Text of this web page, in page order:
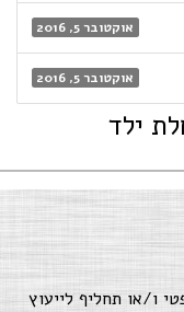
אוקטובר 5, 2016
אוקטובר 5, 2016
ילד
ו/או תחליף לייעוץ